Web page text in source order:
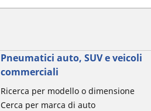
Pneumatici auto, SUV e veicoli
commerciali
Ricerca per modello o dimensione
Cerca per marca di auto